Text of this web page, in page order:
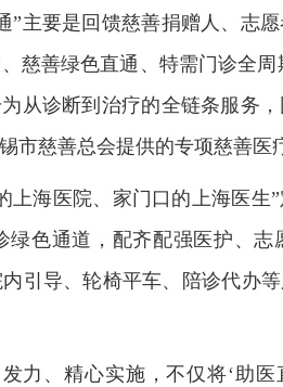
”主要是回馈慈善捐赠人、志
慈善绿色直通、特需门诊全
从诊断到治疗的全链条服务
市慈善总会提供的专项慈善医
海医院、家门口的上海医生
色通道，配齐配强医护、
引导、轮椅平车、陪诊代办
力、精心实施，不仅将‘助